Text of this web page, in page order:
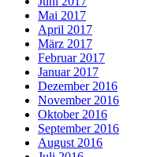
Mai 2017
April 2017
März 2017
Februar 2017
Januar 2017
Dezember 2016
November 2016
Oktober 2016
September 2016
August 2016